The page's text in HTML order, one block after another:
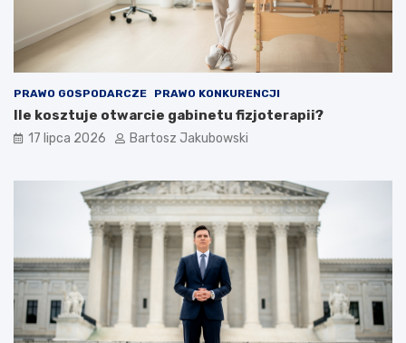
PRAWO GOSPODARCZE PRAWO KONKURENCJI
Ile kosztuje otwarcie gabinetu fizjoterapii?
17 lipca 2026 Bartosz Jakubowski